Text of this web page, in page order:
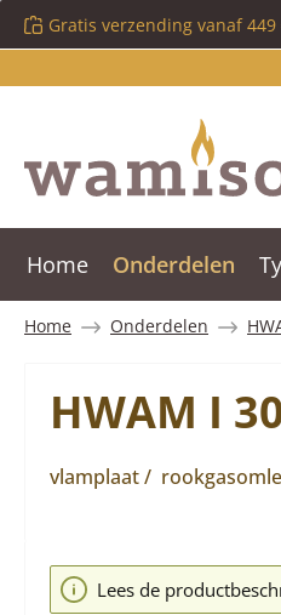
naar de hoofdinhoud
Ga naar de zoekopdracht
Ga naar de
Gratis verzending vanaf 449
Home Onderdelen
Home Onderdelen
HWAM I
vlamplaat /
Afbeeldingengalerij
Lees de